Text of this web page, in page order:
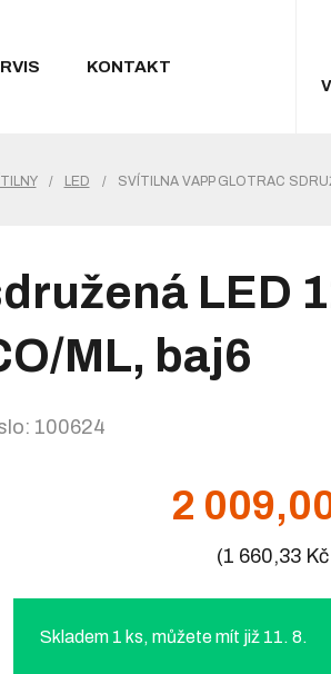
KONTAKT
/ LED / SVÍTILNA VAPP GLOTRAC
LED
ML, baj6
100624
2
(1 660,33
Skladem 1 ks, můžete mít již 11. 8.